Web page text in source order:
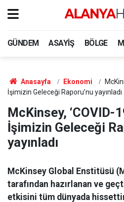
GÜNDEM ASAYIŞ BÖLGE
Anasayfa Ekonomi
İşimizin Geleceği Raporu’nu yayınladı
McKinsey, ‘COVID-
İşimizin Geleceği
yayınladı
McKinsey Global Enstitüsü
tarafından hazırlanan ve
etkisini tüm dünyada